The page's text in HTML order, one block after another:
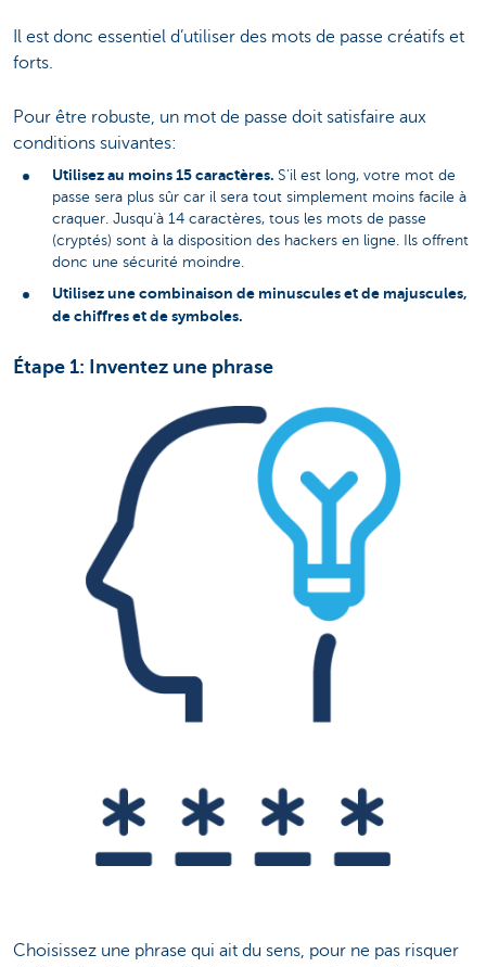
Il est donc essentiel d’utiliser des mots de passe créatifs et
forts.
Pour être robuste, un mot de passe doit satisfaire aux
conditions suivantes:
Utilisez au moins 15 caractères. S’il est long, votre mot de
passe sera plus sûr car il sera tout simplement moins facile à
craquer. Jusqu’à 14 caractères, tous les mots de passe
(cryptés) sont à la disposition des hackers en ligne. Ils offrent
donc une sécurité moindre.
Utilisez une combinaison de minuscules et de majuscules,
de chiffres et de symboles.
Étape 1: Inventez une phrase
Choisissez une phrase qui ait du sens, pour ne pas risquer